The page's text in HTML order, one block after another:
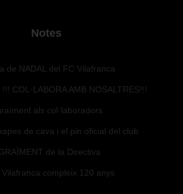
Notes
de NADAL del FC Vilafranca
COL·LABORA AMB NOSALTRES!!!
als col·laboradors
de cava i el pin oficial del club
de la Directiva
Vilafranca compleix 120 anys